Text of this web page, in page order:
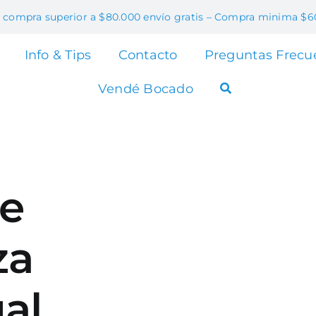
compra superior a $80.000 envío gratis – Compra minima
Info & Tips Contacto Preguntas
Vendé Bocado